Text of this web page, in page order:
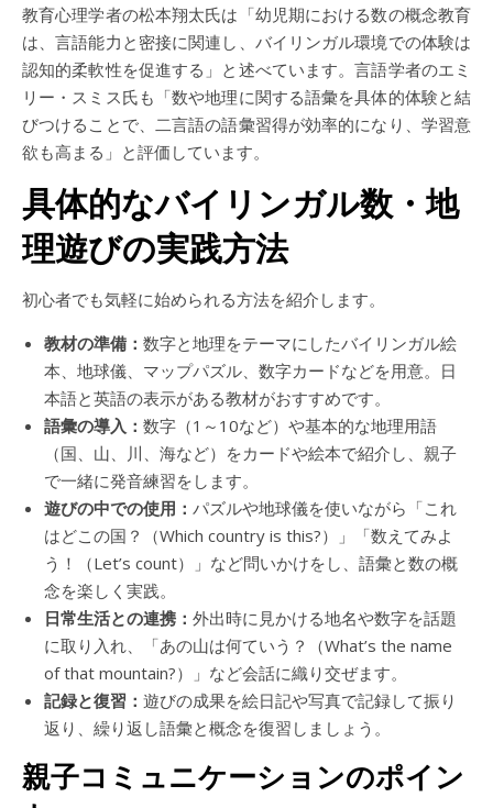
教育心理学者の松本翔太氏は「幼児期における数の概念教育
は、言語能力と密接に関連し、バイリンガル環境での体験は
認知的柔軟性を促進する」と述べています。言語学者のエミ
リー・スミス氏も「数や地理に関する語彙を具体的体験と結
びつけることで、二言語の語彙習得が効率的になり、学習意
欲も高まる」と評価しています。
具体的なバイリンガル数・地
理遊びの実践方法
初心者でも気軽に始められる方法を紹介します。
教材の準備： 数字と地理をテーマにしたバイリンガル絵
本、地球儀、マップパズル、数字カードなどを用意。日
本語と英語の表示がある教材がおすすめです。
語彙の導入： 数字（1～10など）や基本的な地理用語
（国、山、川、海など）をカードや絵本で紹介し、親子
で一緒に発音練習をします。
遊びの中での使用： パズルや地球儀を使いながら「これ
はどこの国？（Which country is this?）」「数えてみよ
う！（Let’s count）」など問いかけをし、語彙と数の概
念を楽しく実践。
日常生活との連携： 外出時に見かける地名や数字を話題
に取り入れ、「あの山は何ていう？（What’s the name
of that mountain?）」など会話に織り交ぜます。
記録と復習： 遊びの成果を絵日記や写真で記録して振り
返り、繰り返し語彙と概念を復習しましょう。
親子コミュニケーションのポイン